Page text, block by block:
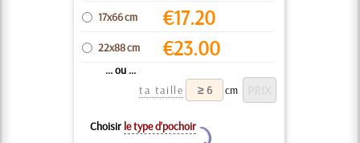
17x66 cm €17.20
22x88 cm €23.00
... ou ...
ta taille
cm
Choisir le type d’pochoir
Y